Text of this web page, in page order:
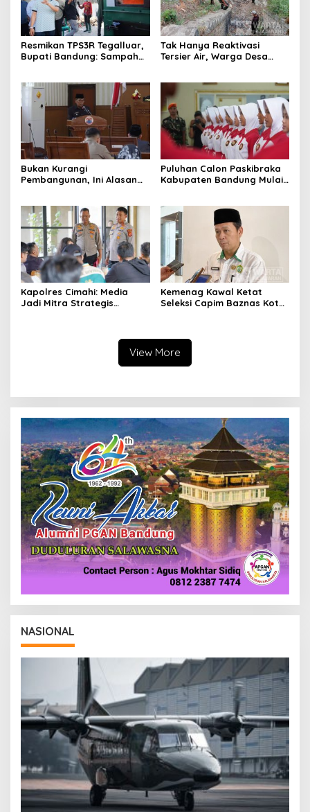
Resmikan TPS3R Tegalluar,
Bupati Bandung: Sampah
Tak Hanya Reaktivasi
Tersier Air, Warga Desa
Bukan Kurangi
Pembangunan, Ini Alasan
Daerah
Puluhan Calon Paskibraka
Kabupaten Bandung Mulai
Kapolres Cimahi: Media
Jadi Mitra Strategis
Kemenag Kawal Ketat
Seleksi Capim Baznas Kota
View More
NASIONAL